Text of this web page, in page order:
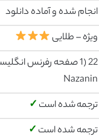
انجام شده و آماده دانلود
ویژه – طلایی
Nazanin
ترجمه شده است ✓
ترجمه شده است ✓